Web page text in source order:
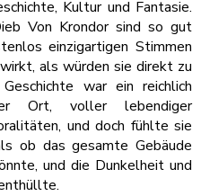
Kultur und Fantasie.
Von Krondor sind so gut
einzigartigen Stimmen
als würden sie direkt zu
war ein reichlich
Ort, voller lebendiger
und doch fühlte sie
ob das gesamte Gebäude
und die Dunkelheit und